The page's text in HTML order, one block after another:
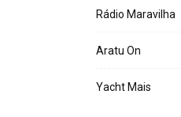
Rádio Maravilha
Aratu On
Yacht Mais